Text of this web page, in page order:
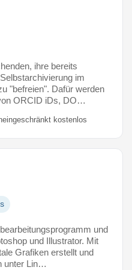
ihre bereits
im
"befreien". Dafür werden
ORCID iDs, DO…
kostenlos
und
und Illustrator. Mit
Grafiken erstellt und
unter Lin…